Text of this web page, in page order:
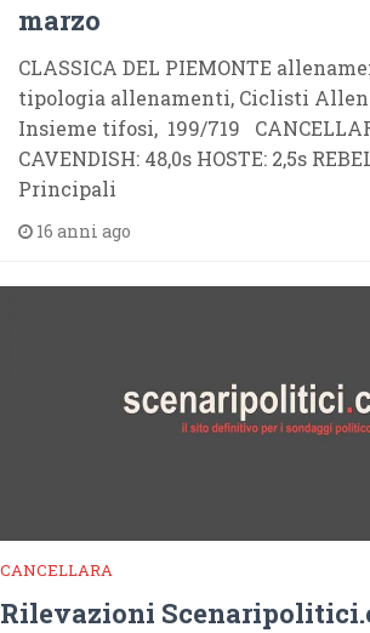
marzo
CLASSICA DEL PIEMONTE
tipologia allenamenti, Ciclisti
Insieme tifosi, 199/719
CAVENDISH: 48,0s HOSTE: 2,5s
Principali
16 anni ago
CANCELLARA
Rilevazioni